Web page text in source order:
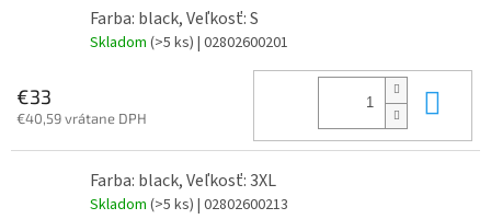
Farba: black, Veľkosť: S
Skladom (>5 ks) | 02802600201
€33
€40,59 vrátane DPH
Farba: black, Veľkosť: 3XL
Skladom (>5 ks) | 02802600213